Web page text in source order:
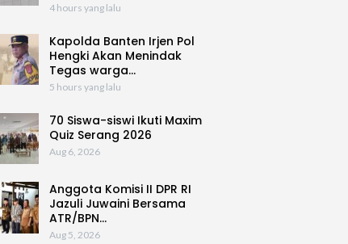
4 hours yang lalu
Kapolda Banten Irjen Pol
Hengki Akan Menindak
Tegas warga…
5 hours yang lalu
70 Siswa-siswi Ikuti Maxim
Quiz Serang 2026
Aug 6, 2026
Anggota Komisi II DPR RI
Jazuli Juwaini Bersama
ATR/BPN…
Aug 5, 2026